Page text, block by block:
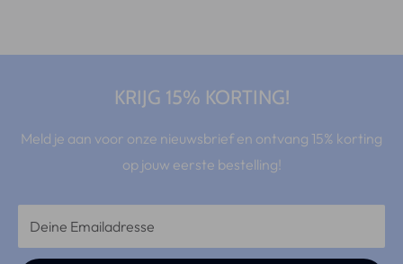
KRIJG 15% KORTING!
Meld je aan voor onze nieuwsbrief en ontvang 15% korting
op jouw eerste bestelling!
Deine Emailadresse